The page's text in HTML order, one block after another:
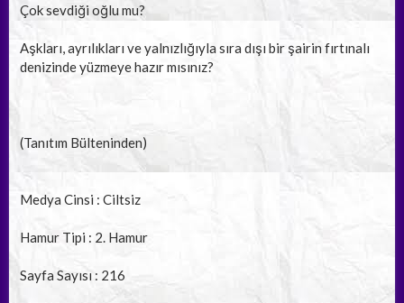
Çok sevdiği oğlu mu?
Aşkları, ayrılıkları ve yalnızlığıyla sıra dışı bir şairin fırtınalı
denizinde yüzmeye hazır mısınız?
(Tanıtım Bülteninden)
Medya Cinsi : Ciltsiz
Hamur Tipi : 2. Hamur
Sayfa Sayısı : 216